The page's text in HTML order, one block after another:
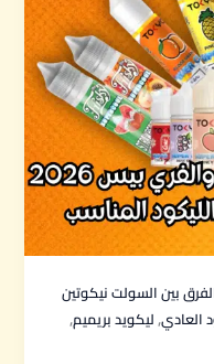
بين السولت نيكوتين
العادي,ليكويد بريميم,